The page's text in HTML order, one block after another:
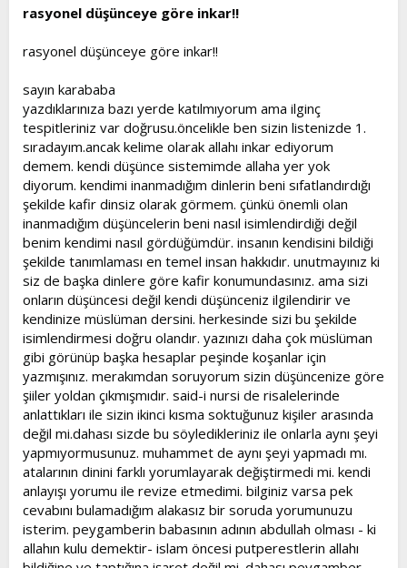
rasyonel düşünceye göre inkar!!
rasyonel düşünceye göre inkar!!
sayın karababa
yazdıklarınıza bazı yerde katılmıyorum ama ilginç
tespitleriniz var doğrusu.öncelikle ben sizin listenizde 1.
sıradayım.ancak kelime olarak allahı inkar ediyorum
demem. kendi düşünce sistemimde allaha yer yok
diyorum. kendimi inanmadığım dinlerin beni sıfatlandırdığı
şekilde kafir dinsiz olarak görmem. çünkü önemli olan
inanmadığım düşüncelerin beni nasıl isimlendirdiği değil
benim kendimi nasıl gördüğümdür. insanın kendisini bildiği
şekilde tanımlaması en temel insan hakkıdır. unutmayınız ki
siz de başka dinlere göre kafir konumundasınız. ama sizi
onların düşüncesi değil kendi düşünceniz ilgilendirir ve
kendinize müslüman dersini. herkesinde sizi bu şekilde
isimlendirmesi doğru olandır. yazınızı daha çok müslüman
gibi görünüp başka hesaplar peşinde koşanlar için
yazmışınız. merakımdan soruyorum sizin düşüncenize göre
şiiler yoldan çıkmışmıdır. said-i nursi de risalelerinde
anlattıkları ile sizin ikinci kısma soktuğunuz kişiler arasında
değil mi.dahası sizde bu söyledikleriniz ile onlarla aynı şeyi
yapmıyormusunuz. muhammet de aynı şeyi yapmadı mı.
atalarının dinini farklı yorumlayarak değiştirmedi mi. kendi
anlayışı yorumu ile revize etmedimi. bilginiz varsa pek
cevabını bulamadığım alakasız bir soruda yorumunuzu
isterim. peygamberin babasının adının abdullah olması - ki
allahın kulu demektir- islam öncesi putperestlerin allahı